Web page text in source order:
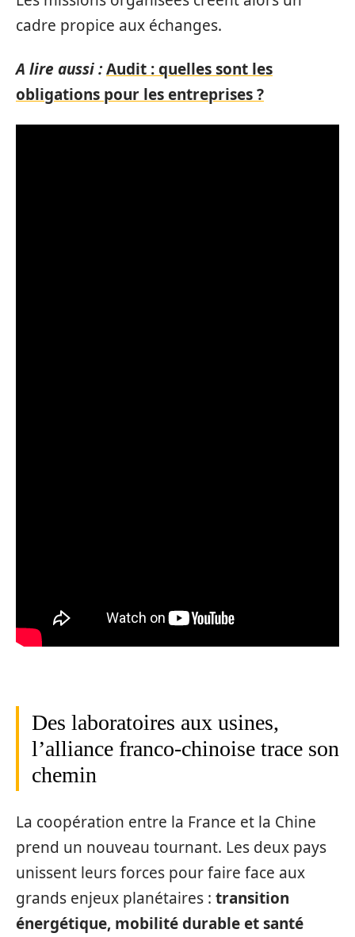
cadre propice aux échanges.
A lire aussi :Audit : quelles sont les
obligations pour les entreprises ?
Des laboratoires aux usines,
l’alliance franco-chinoise trace son
chemin
La coopération entre la France et la Chine
prend un nouveau tournant. Les deux pays
unissent leurs forces pour faire face aux
grands enjeux planétaires : transition
énergétique, mobilité durable et santé